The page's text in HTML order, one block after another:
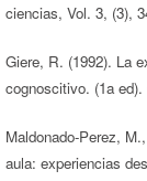
ciencias, Vol. 3, (3),
Giere, R. (1992). La
cognoscitivo. (1a
Maldonado-Perez,
aula: experiencias